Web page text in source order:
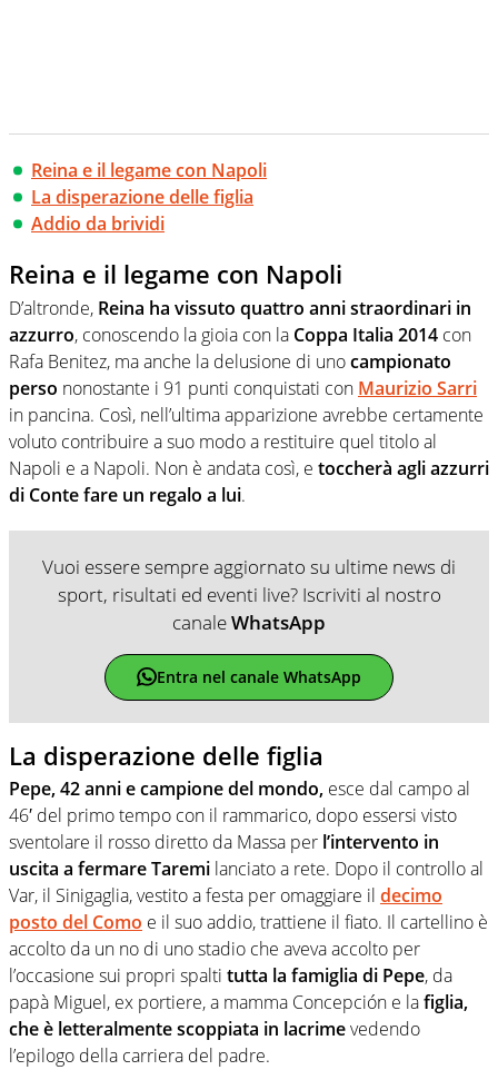
Reina e il legame con Napoli
La disperazione delle figlia
Addio da brividi
Reina e il legame con Napoli
D’altronde, Reina ha vissuto quattro anni straordinari in
azzurro, conoscendo la gioia con la Coppa Italia 2014 con
Rafa Benitez, ma anche la delusione di unocampionato
perso nonostante i 91 punti conquistati con Maurizio Sarri
in pancina. Così, nell’ultima apparizione avrebbe certamente
voluto contribuire a suo modo a restituire quel titolo al
Napoli e a Napoli. Non è andata così, e toccherà agli azzurri
di Conte fare un regalo a lui.
Vuoi essere sempre aggiornato su ultime news di
sport, risultati ed eventi live? Iscriviti al nostro
canaleWhatsApp
Entra nel canale WhatsApp
La disperazione delle figlia
Pepe, 42 anni e campione del mondo, esce dal campo al
46′ del primo tempo con il rammarico, dopo essersi visto
sventolare il rosso diretto da Massa per l’intervento in
uscita a fermare Taremi lanciato a rete. Dopo il controllo al
Var, il Sinigaglia, vestito a festa per omaggiare il decimo
posto del Como e il suo addio, trattiene il fiato. Il cartellino è
accolto da un no di uno stadio che aveva accolto per
l’occasione sui propri spalti tutta la famiglia di Pepe, da
papà Miguel, ex portiere, a mamma Concepción e lafiglia,
che è letteralmente scoppiata in lacrimevedendo
l’epilogo della carriera del padre.